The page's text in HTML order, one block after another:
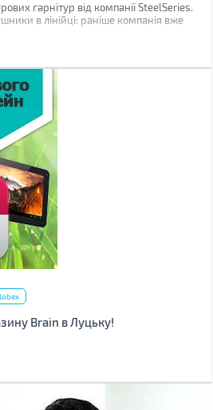
гарнітур від компанії SteelSeries.
в лінійці: раніше компанія вже
Brain в Луцьку!